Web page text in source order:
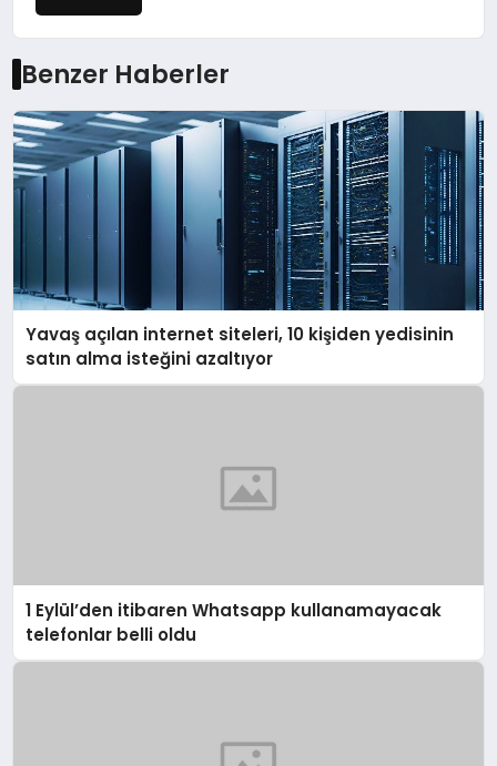
Benzer Haberler
Yavaş açılan internet siteleri, 10 kişiden yedisinin
satın alma isteğini azaltıyor
1 Eylül’den itibaren Whatsapp kullanamayacak
telefonlar belli oldu